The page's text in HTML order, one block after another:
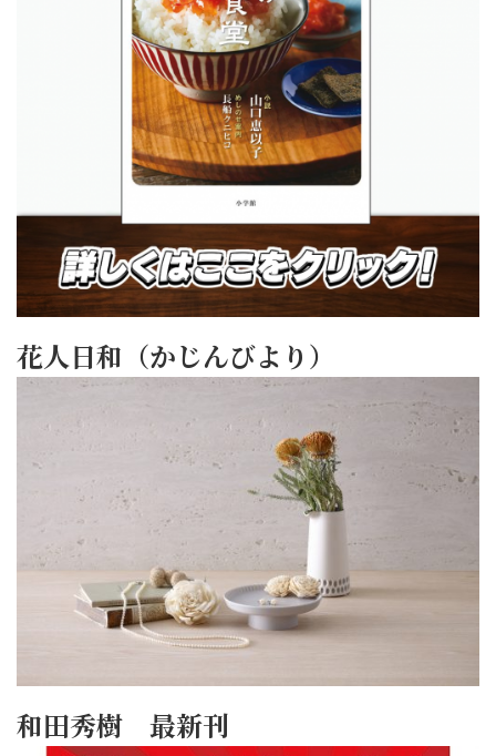
花人日和（かじんびより）
和田秀樹 最新刊